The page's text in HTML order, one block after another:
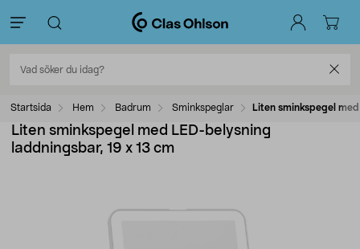
Startsida Hem Badrum Sminkspeglar Liten sminkspegel
Liten sminkspegel med LED-belysning
laddningsbar, 19 x 13 cm